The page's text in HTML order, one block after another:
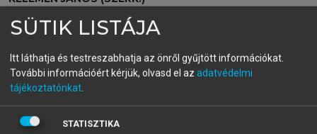
Általános Nyelvészeti
Tanulmányok XXVI.
Túl a nyelvfilozófián
menu_book
SÜTIK LISTÁJA
Itt láthatja és testreszabhatja az önről gyűjtött információkat.
További információért kérjük, olvasd el az adatvédelmi
tájékoztatónkat.
STATISZTIKA